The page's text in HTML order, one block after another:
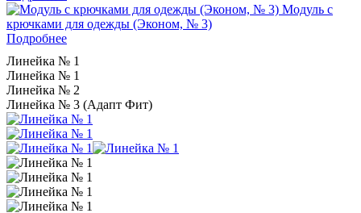
Модуль с
крючками для одежды (Эконом, № 3)
Подробнее
Линейка № 1
Линейка № 1
Линейка № 2
Линейка № 3 (Адапт Фит)